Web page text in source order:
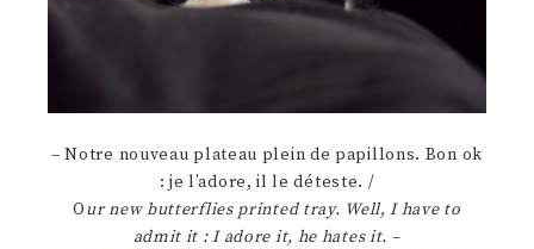
– Notre nouveau plateau plein de papillons. Bon ok
: je l’adore, il le déteste. /
Our new butterflies printed tray. Well, I have to
admit it : I adore it, he hates it. –